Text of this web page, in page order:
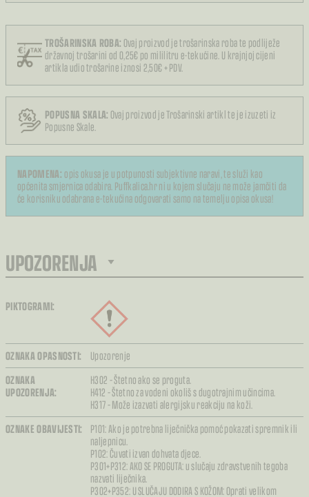
TROŠARINSKA ROBA: Ovaj proizvod je trošarinska roba te podliježe
državnoj trošarini od 0,25€ po mililitru e-tekućine. U krajnjoj cijeni
artikla udio trošarine iznosi 2,50€ + PDV.
POPUSNA SKALA: Ovaj proizvod je Trošarinski artikl te je izuzeti iz
Popusne Skale.
NAPOMENA: opis okusa je u potpunosti subjektivne naravi, te služi kao
općenita smjernica odabira. Puffkalica.hr ni u kojem slučaju ne može jamčiti da
će korisniku odabrana e-tekućina odgovarati samo na temelju opisa okusa!
UPOZORENJA
PIKTOGRAMI:
OZNAKA OPASNOSTI:
Upozorenje
OZNAKA
UPOZORENJA:
H302 – Štetno ako se proguta.
H412 – Štetno za vodeni okoliš s dugotrajnim učincima.
H317 – Može izazvati alergijsku reakciju na koži.
OZNAKE OBAVIJESTI:
P101: Ako je potrebna liječnička pomoć pokazati spremnik ili
naljepnicu.
P102: Čuvati izvan dohvata djece.
P301+P312: AKO SE PROGUTA: u slučaju zdravstvenih tegoba
nazvati liječnika.
P302+P352: U SLUČAJU DODIRA S KOŽOM: Oprati velikom